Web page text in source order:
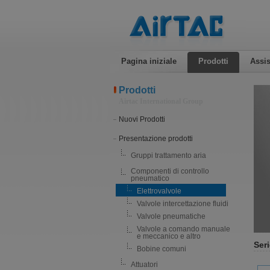
Pagina iniziale Prodotti
Prodotti
Nuovi Prodotti
Presentazione prodotti
Gruppi trattamento aria
Componenti di controllo
pneumatico
Elettrovalvole
Valvole intercettazione fluidi
Valvole pneumatiche
Valvole a comando manuale
e meccanico e altro
Bobine comuni
Attuatori